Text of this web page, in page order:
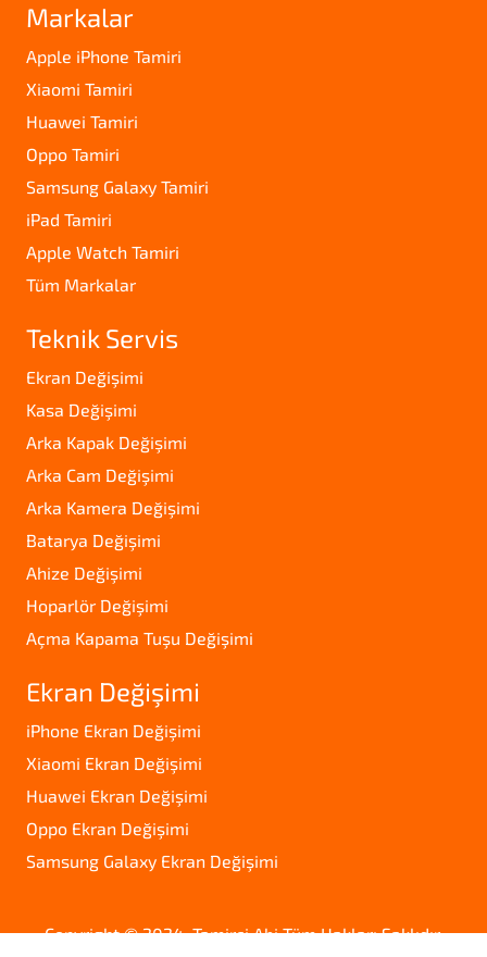
Markalar
Apple iPhone Tamiri
Xiaomi Tamiri
Huawei Tamiri
Oppo Tamiri
Samsung Galaxy Tamiri
iPad Tamiri
Apple Watch Tamiri
Tüm Markalar
Teknik Servis
Ekran Değişimi
Kasa Değişimi
Arka Kapak Değişimi
Arka Cam Değişimi
Arka Kamera Değişimi
Batarya Değişimi
Ahize Değişimi
Hoparlör Değişimi
Açma Kapama Tuşu Değişimi
Ekran Değişimi
iPhone Ekran Değişimi
Xiaomi Ekran Değişimi
Huawei Ekran Değişimi
Oppo Ekran Değişimi
Samsung Galaxy Ekran Değişimi
Copyright © 2024. Tamirci Abi Tüm Hakları Saklıdır.